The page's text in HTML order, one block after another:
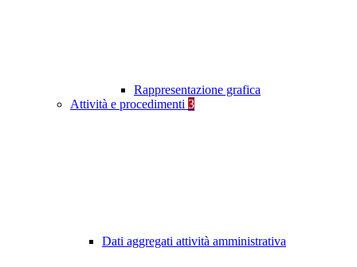
Rappresentazione grafica
Attività e procedimenti 3
Dati aggregati attività amministrativa